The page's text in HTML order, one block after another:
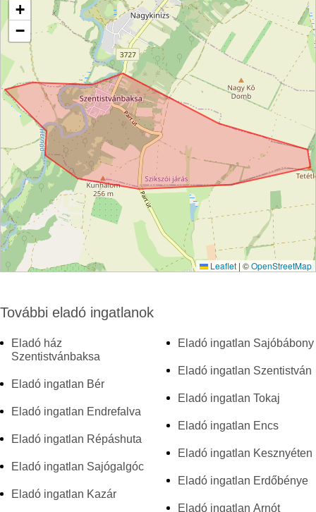
+
−
Leaflet | ©OpenStreetMap
További eladó ingatlanok
Eladó ház
Szentistvánbaksa
Eladó ingatlan Bér
Eladó ingatlan Endrefalva
Eladó ingatlan Répáshuta
Eladó ingatlan Sajógalgóc
Eladó ingatlan Kazár
Eladó ingatlan Sajóbábony
Eladó ingatlan Szentistván
Eladó ingatlan Tokaj
Eladó ingatlan Encs
Eladó ingatlan Kesznyéten
Eladó ingatlan Erdőbénye
Eladó ingatlan Arnót